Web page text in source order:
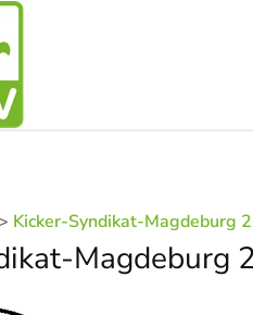
> Kicker-Syndikat-Magdeburg 2
Magdeburg 2